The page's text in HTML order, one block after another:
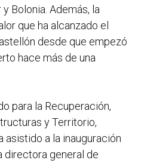
Bolonia. Además, la
que ha alcanzado el
desde que empezó
hace más de una
para la Recuperación,
y Territorio,
asistido a la inauguración
directora general de